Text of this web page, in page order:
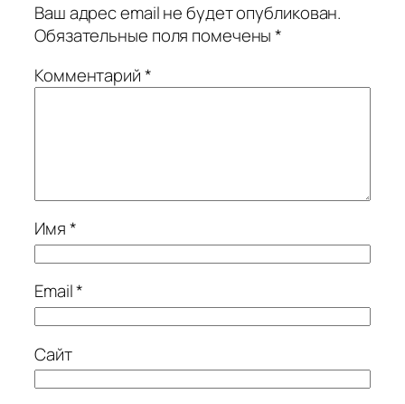
Ваш адрес email не будет опубликован.
Обязательные поля помечены*
Комментарий*
Имя*
Email*
Сайт